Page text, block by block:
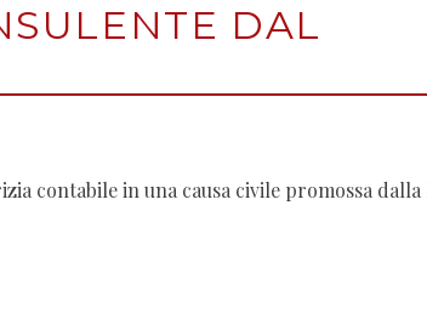
DAL
contabile in una causa civile promossa dalla